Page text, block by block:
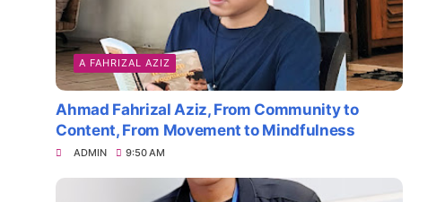
A FAHRIZAL AZIZ
Ahmad Fahrizal Aziz, From Community to
Content, From Movement to Mindfulness
ADMIN 9:50 AM